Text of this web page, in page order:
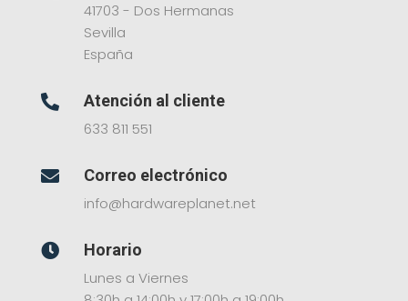
41703 - Dos Hermanas
Sevilla
España

Atención al cliente
633 811 551

Correo electrónico
info@hardwareplanet.net

Horario
Lunes a Viernes